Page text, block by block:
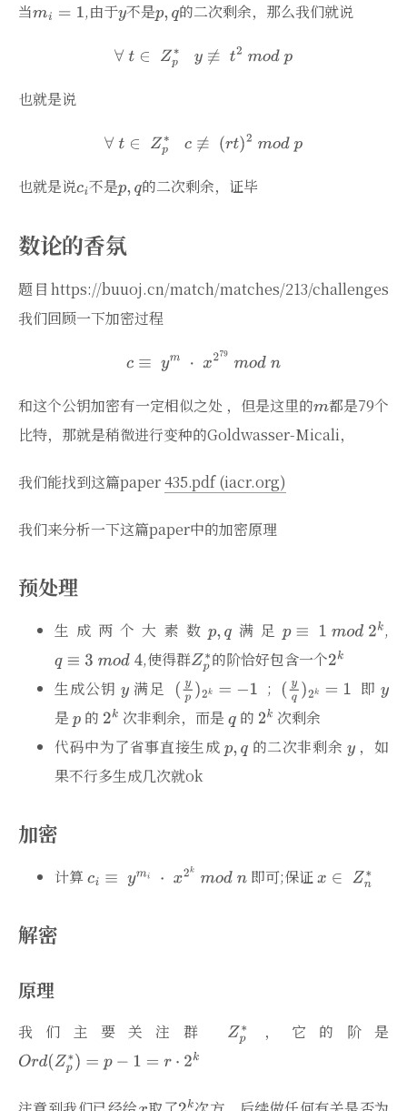
当 ,由于 不是 的二次剩余，那么我们就说
也就是说
也就是说 不是 的二次剩余，证毕
数论的香氛
题目https://buuoj.cn/match/matches/213/challenges
我们回顾一下加密过程
和这个公钥加密有一定相似之处 ，但是这里的
都是79个
比特，那就是稍微进行变种的Goldwasser-Micali，
我们能找到这篇paper435.pdf (iacr.org)
我们来分析一下这篇paper中的加密原理
预处理
生成两个大素数 满足
,
,使得群
的阶恰好包含一个
生成公钥 满足 ;
即
是
的 次非剩余，而是 的
次剩余
代码中为了省事直接生成
的二次非剩余
，如
果不行多生成几次就ok
加密
计算 即可;保证
解密
原理
我们主要关注群 ，它的阶是